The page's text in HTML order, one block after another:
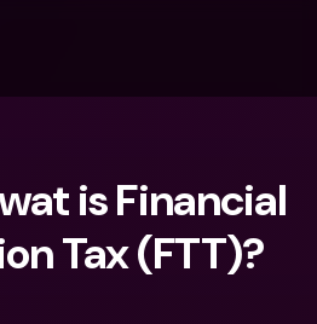
is Financial
Tax (FTT)?